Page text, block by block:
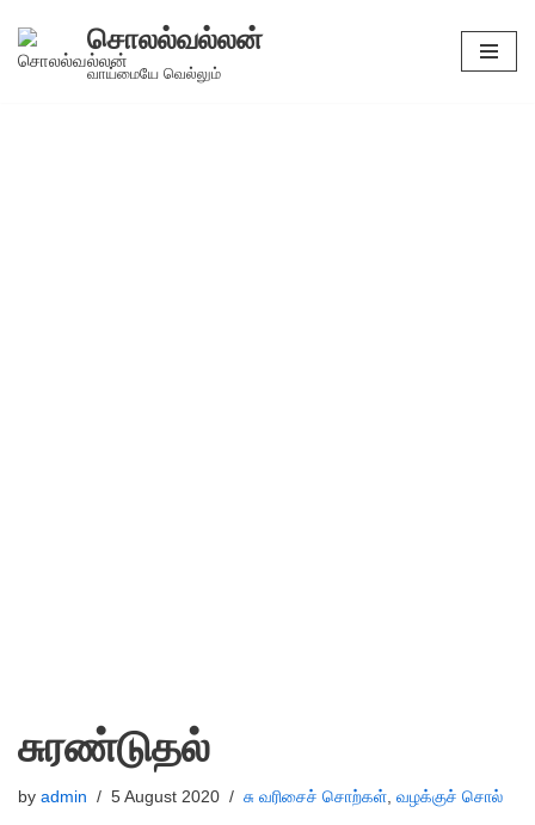
Skip
சொலல்வல்லன்
வாய்மையே வெல்லும்
சுரண்டுதல்
by admin 5 August 2020 சு வரிசைச் சொற்கள், வழக்குச் சொல்